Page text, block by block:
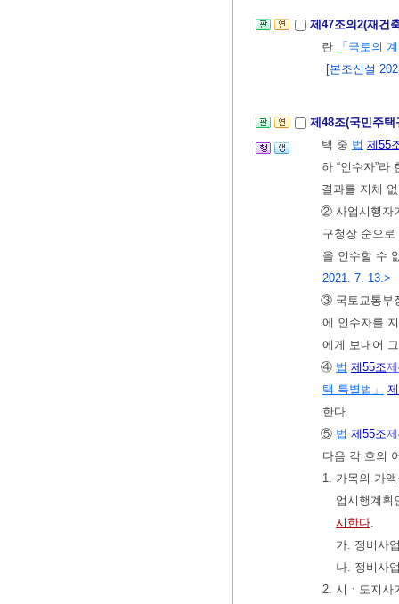
제47조의2(재건
란
「국토의
[본조신설
제48조(국민주
택 중 법 제55
하 “인수자”라
결과를 지체
② 사업시행자
구청장 순으
을 인수할 수
2021. 7. 13.>
③ 국토교통부
에 인수자를
에게 보내어
④ 법 제55조
택 특별법」
한다.
⑤ 법 제55조
다음 각 호의
1. 가목의 가
업시행계획
시한다
가. 정비사
나. 정비사
2. 시ㆍ도지사